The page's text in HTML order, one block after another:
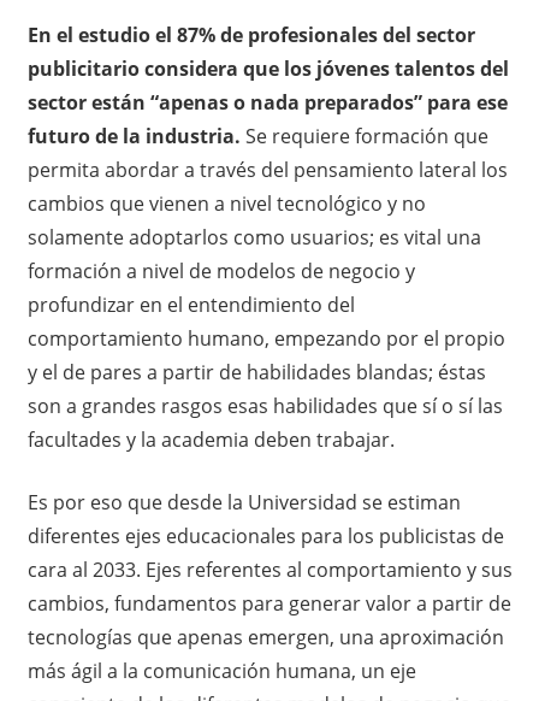
En el estudio el 87% de profesionales del sector
publicitario considera que los jóvenes talentos del
sector están “apenas o nada preparados” para ese
futuro de la industria. Se requiere formación que
permita abordar a través del pensamiento lateral los
cambios que vienen a nivel tecnológico y no
solamente adoptarlos como usuarios; es vital una
formación a nivel de modelos de negocio y
profundizar en el entendimiento del
comportamiento humano, empezando por el propio
y el de pares a partir de habilidades blandas; éstas
son a grandes rasgos esas habilidades que sí o sí las
facultades y la academia deben trabajar.
Es por eso que desde la Universidad se estiman
diferentes ejes educacionales para los publicistas de
cara al 2033. Ejes referentes al comportamiento y sus
cambios, fundamentos para generar valor a partir de
tecnologías que apenas emergen, una aproximación
más ágil a la comunicación humana, un eje